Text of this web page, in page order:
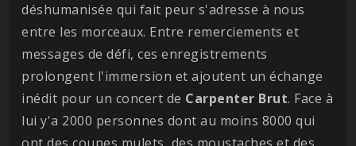
déshumanisée qui fait peur s'adresse à nous
entre les morceaux. Entre remerciements et
messages de défi, ces enregistrements
prolongent l'immersion et ajoutent un échange
inédit pour un concert de Carpenter Brut. Face à
lui y'a 2000 personnes dont au moins 8000 qui